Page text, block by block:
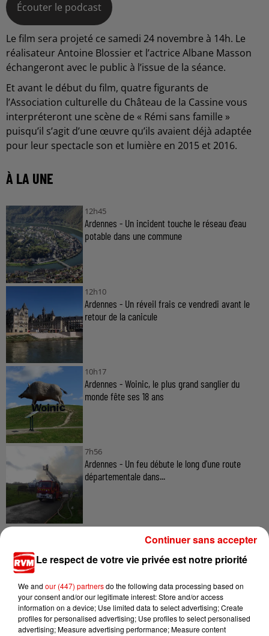
Écouter le podcast
Le film sera projeté ce samedi 24 novembre à 14h. Le
réalisateur Antoine Blossier et l’actrice Albane Masson
échangeront avec le public à l’issue de la séance.
Et avant le début du film, quatre figurants de
l’Association culturelle du Château de la Cassine vous
interpréteront une scène de « Rémi sans famille »
puisqu’il s’agit d’une œuvre qu’ils avaient déjà adaptée
pour leur spectacle son et lumière en 2015 et 2016.
À LA UNE
12h45
Ardennes - Un incident touche le réseau d’eau
potable dans une commune
12h10
Ardennes - Un réveil frais ce vendredi avant le
retour de la canicule
10h17
Ardennes - Woinic, le plus grand sanglier du
monde fête ses 18 ans
7h56
Ardennes - Un feu débute le long d'une route
départementale dans...
TITRES DIFFUSÉS
13h00
13h00 12h56
12h56 12h53
12h53
Le respect de votre vie privée est notre priorité
We and our (447) partnersdo the following data processing based on
your consent and/or our legitimate interest: Store and/or access
information on a device; Use limited data to select advertising; Create
profiles for personalised advertising; Use profiles to select personalised
advertising; Measure advertising performance; Measure content
Continuer sans accepter